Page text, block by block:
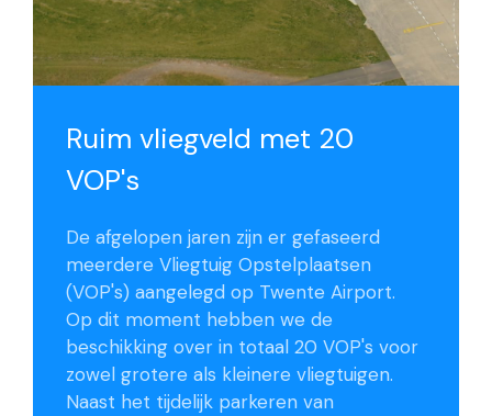
Ruim vliegveld met 20
VOP's
De afgelopen jaren zijn er gefaseerd
meerdere Vliegtuig Opstelplaatsen
(VOP's) aangelegd op Twente Airport.
Op dit moment hebben we de
beschikking over in totaal 20 VOP's voor
zowel grotere als kleinere vliegtuigen.
Naast het tijdelijk parkeren van